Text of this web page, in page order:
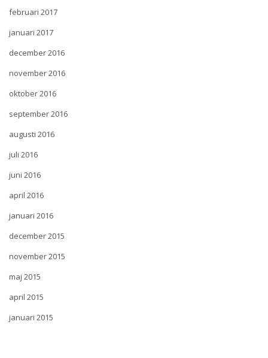
februari 2017
januari 2017
december 2016
november 2016
oktober 2016
september 2016
augusti 2016
juli 2016
juni 2016
april 2016
januari 2016
december 2015
november 2015
maj 2015
april 2015
januari 2015